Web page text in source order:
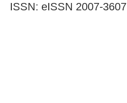
ISSN: eISSN 2007-3607